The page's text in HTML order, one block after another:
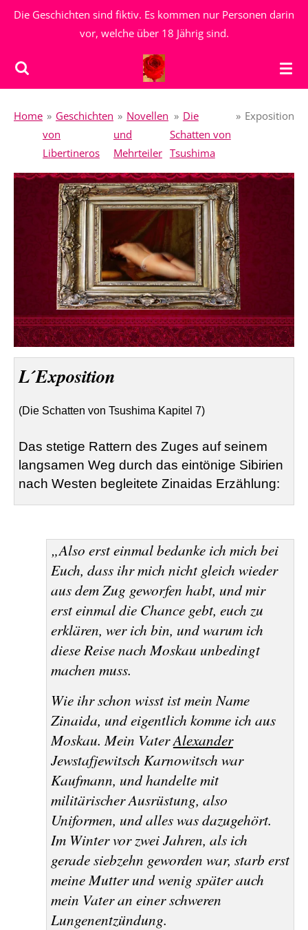
Zum
Die Geschichten sind fiktiv. Es kommen nur Personen darin
vor, welche über 18 Jährig sind.
Home » Geschichten
von
Libertineros
» Novellen
und
Mehrteiler
» Die
Schatten von
Tsushima
» Exposition
L´Exposition
(Die Schatten von Tsushima Kapitel 7)
Das stetige Rattern des Zuges auf seinem
langsamen Weg durch das eintönige Sibirien
nach Westen begleitete Zinaidas Erzählung:
„Also erst einmal bedanke ich mich bei
Euch, dass ihr mich nicht gleich wieder
aus dem Zug geworfen habt, und mir
erst einmal die Chance gebt, euch zu
erklären, wer ich bin, und warum ich
diese Reise nach Moskau unbedingt
machen muss.
Wie ihr schon wisst ist mein Name
Zinaida, und eigentlich komme ich aus
Moskau. Mein VaterAlexander
Jewstafjewitsch Karnowitsch war
Kaufmann, und handelte mit
militärischer Ausrüstung, also
Uniformen, und alles was dazugehört.
Im Winter vor zwei Jahren, als ich
gerade siebzehn geworden war, starb erst
meine Mutter und wenig später auch
mein Vater an einer schweren
Lungenentzündung.